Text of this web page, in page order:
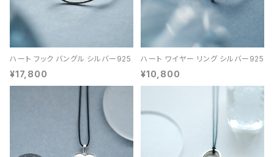
ハート フック バングル シルバー925
¥17,800
ハート ワイヤー リング シルバー925
¥10,800